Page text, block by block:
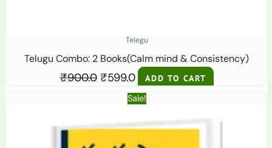
Telegu
Telugu Combo: 2 Books(Calm mind & Consistency)
₹900.0 ₹599.0 ADD TO CART
Sale!Original
was:
₹450.0.
is: